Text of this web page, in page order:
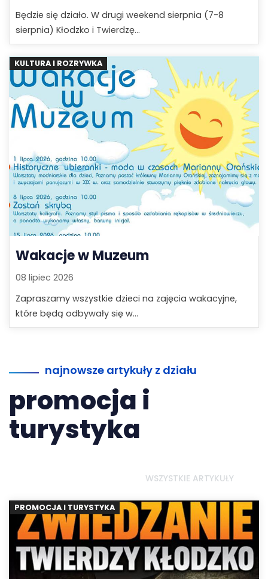
Będzie się działo. W drugi weekend sierpnia (7-8
sierpnia) Kłodzko i Twierdzę...
KULTURA I ROZRYWKA
Wakacje w Muzeum
08 lipiec 2026
Zapraszamy wszystkie dzieci na zajęcia wakacyjne,
które będą odbywały się w...
najnowsze artykuły z działu
promocja i
turystyka
WSZYSTKIE ARTYKUŁY
PROMOCJA I TURYSTYKA